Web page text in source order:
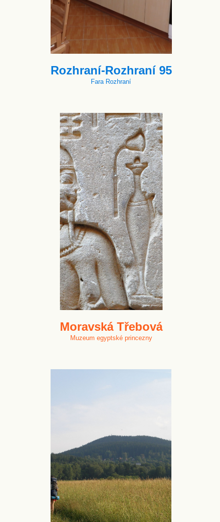
Rozhraní-Rozhraní 95
Fara Rozhraní
Moravská Třebová
Muzeum egyptské princezny